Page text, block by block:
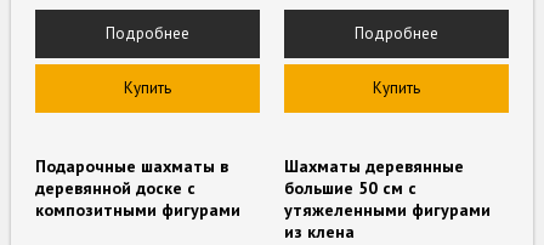
Подробнее
Купить
Подробнее
Купить
Подарочные шахматы в
деревянной доске с
композитными фигурами
Шахматы деревянные
большие 50 см с
утяжеленными фигурами
из клена